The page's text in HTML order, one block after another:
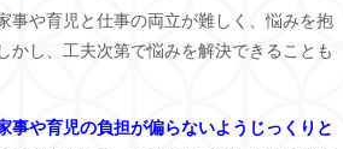
事や育児と仕事の両立が難しく、悩みを抱
かし、工夫次第で悩みを解決できることも
事や育児の負担が偏らないようじっくりと